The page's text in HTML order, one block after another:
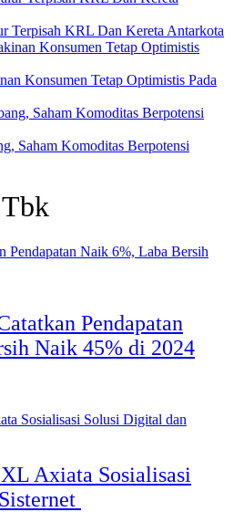
Terpisah KRL Dan Kereta Antarkota
Konsumen Tetap Optimistis Pada
Saham Komoditas Berpotensi
Pendapatan
Naik 45% di 2024
Axiata Sosialisasi